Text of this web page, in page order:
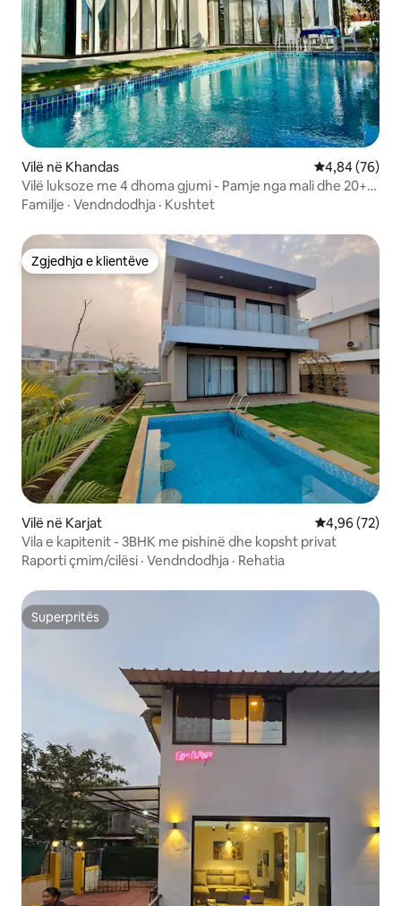
Vilë në Khandas Vlerësimi
4,84 (76)
Vilë luksoze me 4 dhoma gjumi - Pamje nga mali dhe 20+
ujëvara
Familje · Vendndodhja · Kushtet
Zgjedhja e klientëve
Zgjedhja e klientëve
Vilë në Karjat Vlerësimi
4,96 (72)
Vila e kapitenit - 3BHK me pishinë dhe kopsht privat
Raporti çmim/cilësi · Vendndodhja · Rehatia
Superpritës
Superpritës